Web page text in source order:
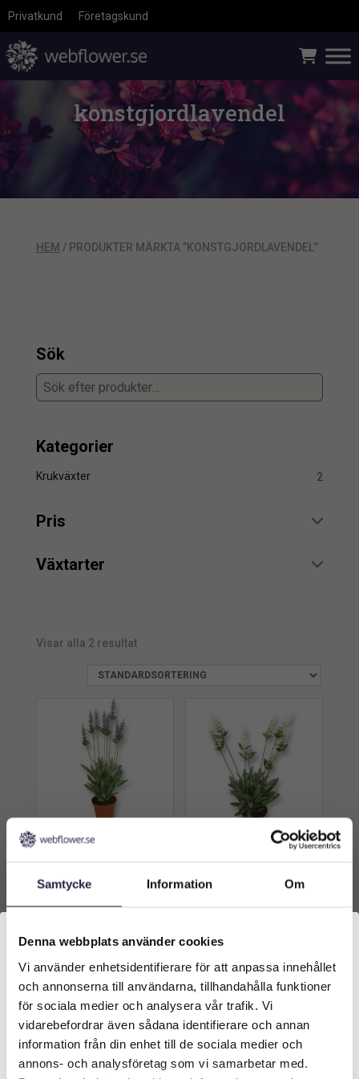
Samtycke Information Om
Denna webbplats använder cookies
Vi använder enhetsidentifierare för att anpassa innehållet
och annonserna till användarna, tillhandahålla funktioner
för sociala medier och analysera vår trafik. Vi
vidarebefordrar även sådana identifierare och annan
information från din enhet till de sociala medier och
annons- och analysföretag som vi samarbetar med.
Privatkund Företagskund
konstgjordlavendel
HEM / PRODUKTER MÄRKTA ”KONSTGJORDLAVENDEL”
Sök
Kategorier
Krukväxter 2
Pris
min.
min.
Växtarter
Visar alla 2 resultat
359
Lägg till i
Lavendel | Konstgjord
kr
Välkommen till Webflower
Vilken typ av kund är du? Du kan alltid justera ditt val
längst upp på sidan.
Företagskund (exkl. moms)